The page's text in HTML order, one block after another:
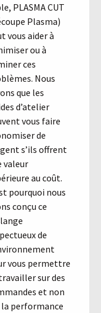
Télécharger
SDS -
Español
PLASMA CUT
Plasma)
vous aider à
ou à
ces
Nous
que les
d’atelier
vous faire
de
s’ils offrent
valeur
au coût.
pourquoi nous
conçu ce
de
vous permettre
sur des
et non
la performance